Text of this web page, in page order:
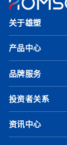
关于雄塑
产品中心
品牌服务
投资者关系
资讯中心